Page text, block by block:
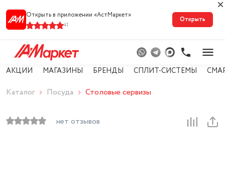
Открыть в приложении «АстМарке‪т‬»
41
Открыть
АКЦИИ МАГАЗИНЫ БРЕНДЫ СПЛИТ-СИСТЕМЫ
Каталог Посуда Столовые сервизы
нет отзывов